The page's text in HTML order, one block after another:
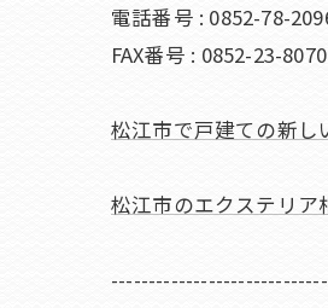
電話番号 : 0852-78-
FAX番号 : 0852-23-8070
松江市で戸建ての新し
松江市のエクステリア